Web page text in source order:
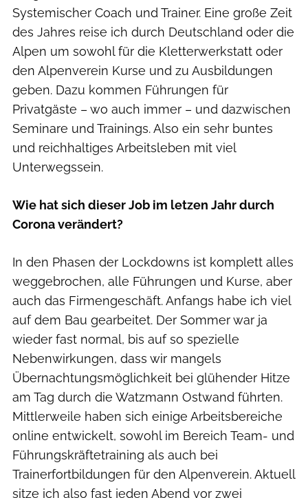
Systemischer Coach und Trainer. Eine große Zeit
des Jahres reise ich durch Deutschland oder die
Alpen um sowohl für die Kletterwerkstatt oder
den Alpenverein Kurse und zu Ausbildungen
geben. Dazu kommen Führungen für
Privatgäste – wo auch immer – und dazwischen
Seminare und Trainings. Also ein sehr buntes
und reichhaltiges Arbeitsleben mit viel
Unterwegssein.
Wie hat sich dieser Job im letzen Jahr durch
Corona verändert?
In den Phasen der Lockdowns ist komplett alles
weggebrochen, alle Führungen und Kurse, aber
auch das Firmengeschäft. Anfangs habe ich viel
auf dem Bau gearbeitet. Der Sommer war ja
wieder fast normal, bis auf so spezielle
Nebenwirkungen, dass wir mangels
Übernachtungsmöglichkeit bei glühender Hitze
am Tag durch die Watzmann Ostwand führten.
Mittlerweile haben sich einige Arbeitsbereiche
online entwickelt, sowohl im Bereich Team- und
Führungskräftetraining als auch bei
Trainerfortbildungen für den Alpenverein. Aktuell
sitze ich also fast jeden Abend vor zwei